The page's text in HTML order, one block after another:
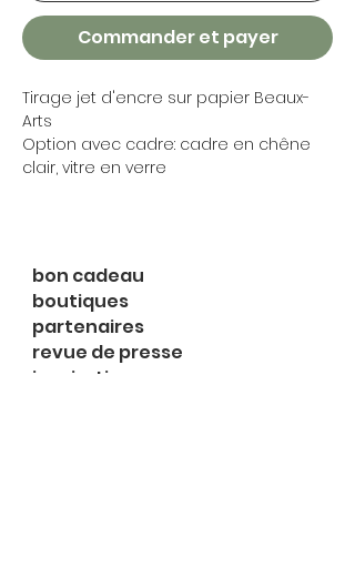
Commander et payer
Tirage jet d'encre sur papier Beaux-
Arts
Option avec cadre: cadre en chêne
clair, vitre en verre
bon cadeau
boutiques
partenaires
revue de presse
inspirations